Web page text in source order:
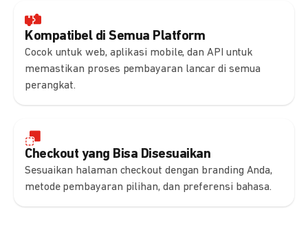
Kompatibel di Semua Platform
Cocok untuk web, aplikasi mobile, dan API untuk
memastikan proses pembayaran lancar di semua
perangkat.
Checkout yang Bisa Disesuaikan
Sesuaikan halaman checkout dengan branding Anda,
metode pembayaran pilihan, dan preferensi bahasa.